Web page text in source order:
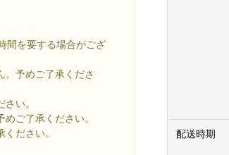
間を要する場合がござ
予めご了承くださ
い。
ご了承ください。
ださい。
配送時期